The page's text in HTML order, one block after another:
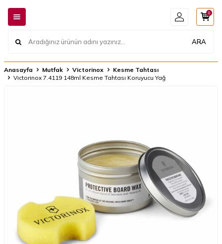
ARA
0
Anasayfa Mutfak Victorinox
Kesme Tahtası
Victorinox 7.4119 148ml Kesme Tahtası Koruyucu Yağ